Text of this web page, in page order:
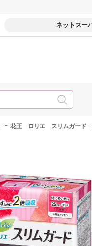
ネットスー
-花王 ロリエ スリムガー